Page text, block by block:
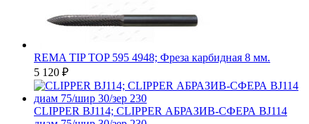
REMA TIP TOP 595 4948; Фреза карбидная 8 мм.
5 120 ₽
CLIPPER BJ114; CLIPPER АБРАЗИВ-СФЕРА BJ114